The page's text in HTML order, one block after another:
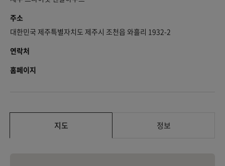
주소
대한민국 제주특별자치도 제주시 조천읍 와흘리 1932-2
연락처
홈페이지
지도 정보